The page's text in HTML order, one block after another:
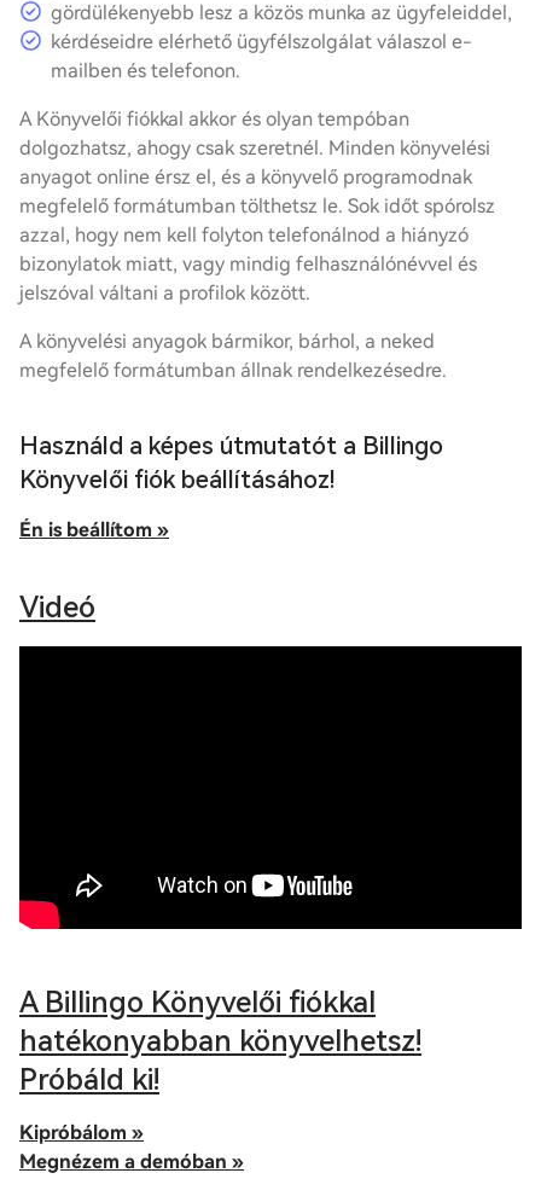
gördülékenyebb lesz a közös munka az ügyfeleiddel,
kérdéseidre elérhető ügyfélszolgálat válaszol e-
mailben és telefonon.
A Könyvelői fiókkal akkor és olyan tempóban
dolgozhatsz, ahogy csak szeretnél. Minden könyvelési
anyagot online érsz el, és a könyvelő programodnak
megfelelő formátumban tölthetsz le. Sok időt spórolsz
azzal, hogy nem kell folyton telefonálnod a hiányzó
bizonylatok miatt, vagy mindig felhasználónévvel és
jelszóval váltani a profilok között.
A könyvelési anyagok bármikor, bárhol, a neked
megfelelő formátumban állnak rendelkezésedre.
Használd a képes útmutatót a Billingo
Könyvelői fiók beállításához!
Én is beállítom »
Videó
A Billingo Könyvelői fiókkal
hatékonyabban könyvelhetsz!
Próbáld ki!
Kipróbálom »
Megnézem a demóban »